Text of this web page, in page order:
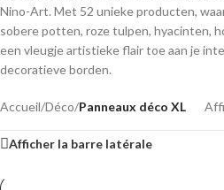
Nino-Art. Met 52 unieke producten,
sobere potten, roze tulpen, hyacinten,
een vleugje artistieke flair toe aan je
decoratieve borden.
Accueil/Déco/Panneaux déco XL
Afficher la barre latérale